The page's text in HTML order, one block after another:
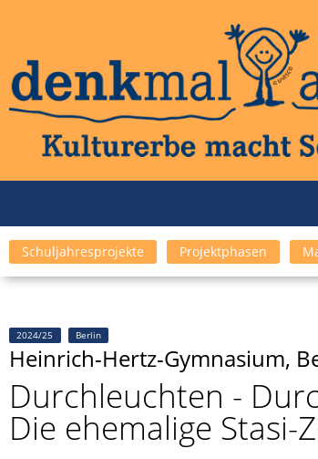
Schuljahresprojekte Projektphasen
2024/25 Berlin
Heinrich-Hertz-Gymnasium,
Durchleuchten -
Die ehemalige Stasi-